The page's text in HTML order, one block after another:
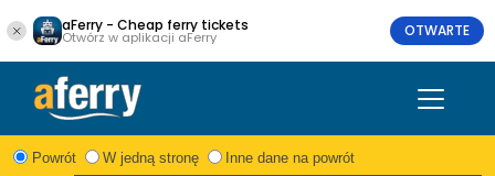
aFerry - Cheap ferry tickets
Otwórz w aplikacji aFerry OTWARTE
Powrót W jedną stronę Inne dane na powrót